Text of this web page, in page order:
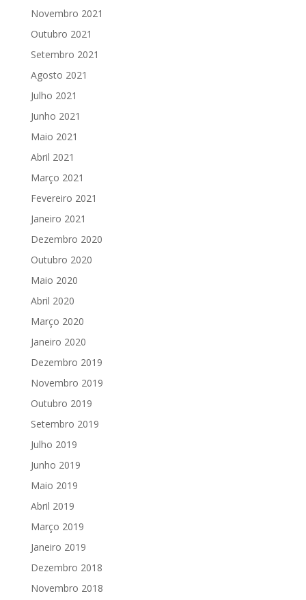
Novembro 2021
Outubro 2021
Setembro 2021
Agosto 2021
Julho 2021
Junho 2021
Maio 2021
Abril 2021
Março 2021
Fevereiro 2021
Janeiro 2021
Dezembro 2020
Outubro 2020
Maio 2020
Abril 2020
Março 2020
Janeiro 2020
Dezembro 2019
Novembro 2019
Outubro 2019
Setembro 2019
Julho 2019
Junho 2019
Maio 2019
Abril 2019
Março 2019
Janeiro 2019
Dezembro 2018
Novembro 2018